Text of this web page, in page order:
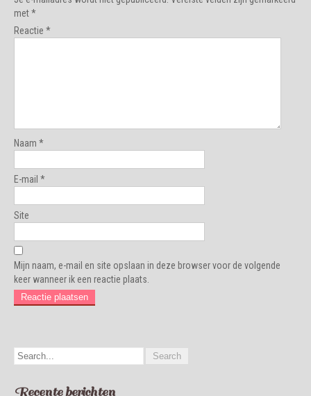
met*
Reactie *
Naam *
E-mail *
Site
Mijn naam, e-mail en site opslaan in deze browser voor de volgende
keer wanneer ik een reactie plaats.
Recente berichten